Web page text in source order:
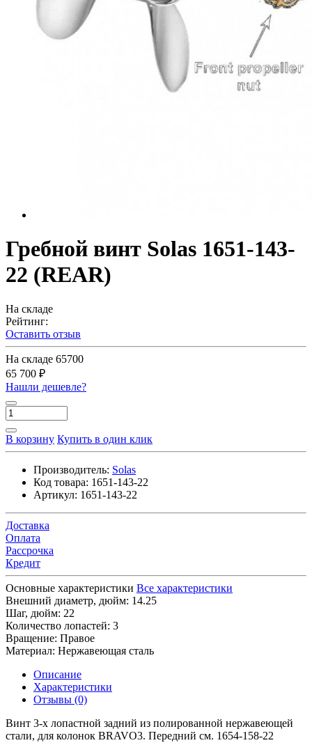
Гребной винт Solas 1651-143-
22 (REAR)
На складе
Рейтинг:
Оставить отзыв
На складе 65700
65 700 ₽
Нашли дешевле?
В корзину Купить в один клик
Производитель: Solas
Код товара: 1651-143-22
Артикул: 1651-143-22
Доставка
Оплата
Рассрочка
Кредит
Основные характеристики Все характеристики
Внешний диаметр, дюйм: 14.25
Шаг, дюйм: 22
Количество лопастей: 3
Вращение: Правое
Материал: Нержавеющая сталь
Описание
Характеристики
Отзывы (0)
Винт 3-х лопастной задний из полированной нержавеющей
стали, для колонок BRAVO3. Передний см. 1654-158-22